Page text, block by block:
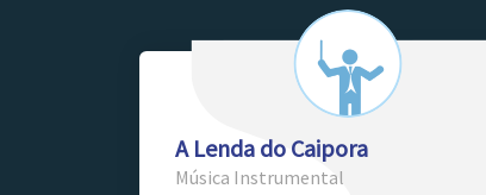
A Lenda do Caipora
Música Instrumental